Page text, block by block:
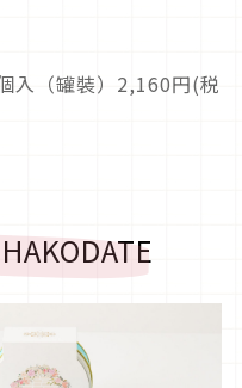
入（罐裝）2,160円(税